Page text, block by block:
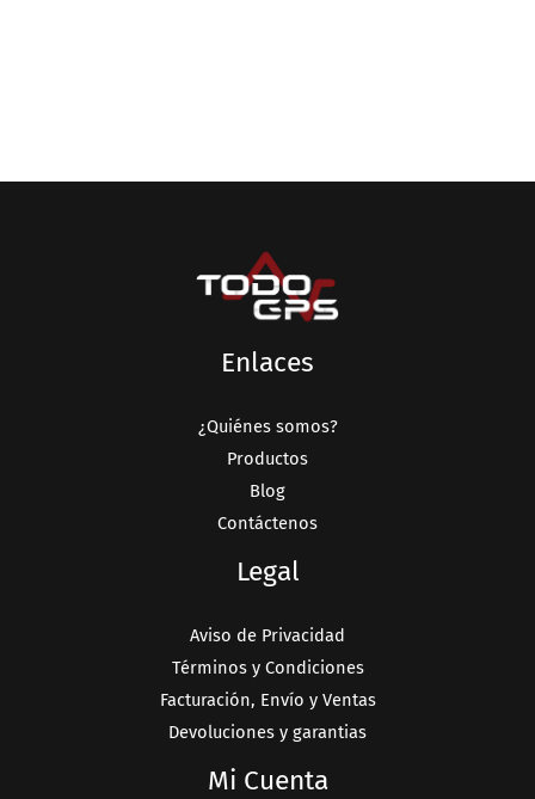
Enlaces
¿Quiénes somos?
Productos
Blog
Contáctenos
Legal
Aviso de Privacidad
Términos y Condiciones
Facturación, Envío y Ventas
Devoluciones y garantias
Mi Cuenta